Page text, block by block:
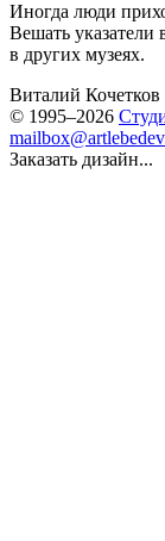
Иногда люди
Вешать указатели
в других музеях.
Виталий Кочетков
© 1995–2026
Заказать дизайн...